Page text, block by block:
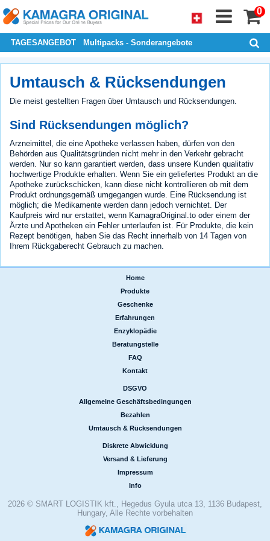
0
TAGESANGEBOT Multipacks - Sonderangebote
Umtausch & Rücksendungen
Die meist gestellten Fragen über Umtausch und Rücksendungen.
Sind Rücksendungen möglich?
Arzneimittel, die eine Apotheke verlassen haben, dürfen von den
Behörden aus Qualitätsgründen nicht mehr in den Verkehr gebracht
werden. Nur so kann garantiert werden, dass unsere Kunden qualitativ
hochwertige Produkte erhalten. Wenn Sie ein geliefertes Produkt an die
Apotheke zurückschicken, kann diese nicht kontrollieren ob mit dem
Produkt ordnungsgemäß umgegangen wurde. Eine Rücksendung ist
möglich; die Medikamente werden dann jedoch vernichtet. Der
Kaufpreis wird nur erstattet, wenn KamagraOriginal.to oder einem der
Ärzte und Apotheken ein Fehler unterlaufen ist. Für Produkte, die kein
Rezept benötigen, haben Sie das Recht innerhalb von 14 Tagen von
Ihrem Rückgaberecht Gebrauch zu machen.
Home
Produkte
Geschenke
Erfahrungen
Enzyklopädie
Beratungstelle
FAQ
Kontakt
DSGVO
Allgemeine Geschäftsbedingungen
Bezahlen
Umtausch & Rücksendungen
Diskrete Abwicklung
Versand & Lieferung
Impressum
Info
2026 © SMART LOGISTIK kft., Hegedus Gyula utca 13, 1136 Budapest,
Hungary, Alle Rechte vorbehalten